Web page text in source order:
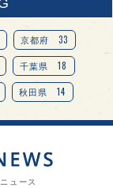
京都府 33
千葉県 18
秋田県 14
岐阜県 13
9
ュース